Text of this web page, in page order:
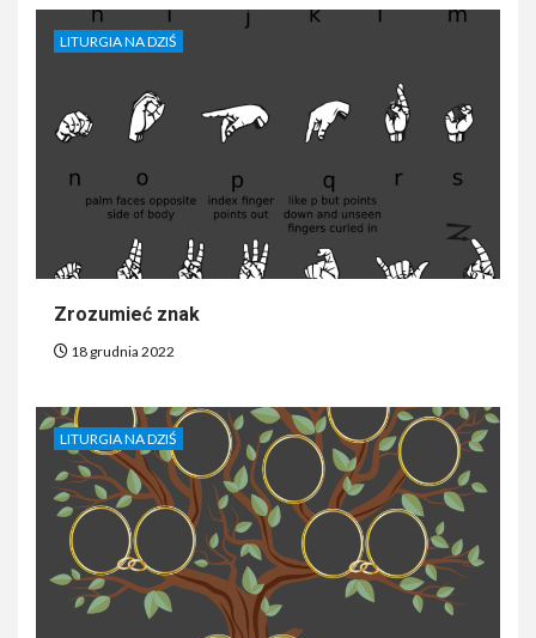
LITURGIA NA DZIŚ
Zrozumieć znak
18 grudnia 2022
LITURGIA NA DZIŚ